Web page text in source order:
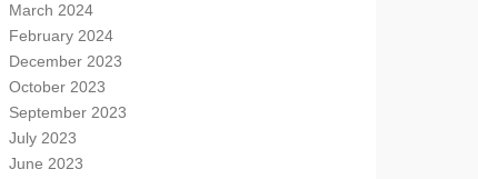
March 2024
February 2024
December 2023
October 2023
September 2023
July 2023
June 2023